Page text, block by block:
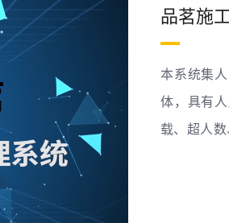
品茗施
本系统集
体，具有
载、超人